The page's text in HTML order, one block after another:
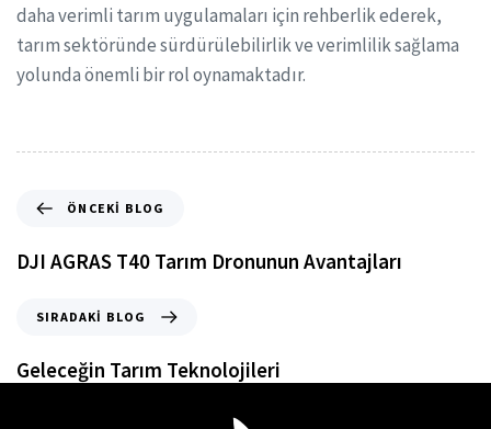
daha verimli tarım uygulamaları için rehberlik ederek,
tarım sektöründe sürdürülebilirlik ve verimlilik sağlama
yolunda önemli bir rol oynamaktadır.
ÖNCEKI BLOG
DJI AGRAS T40 Tarım Dronunun Avantajları
SIRADAKI BLOG
Geleceğin Tarım Teknolojileri